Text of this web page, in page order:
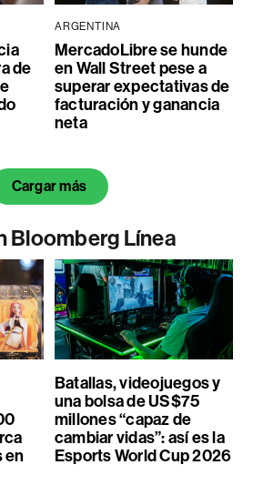
de
ARGENTINA
MercadoLibre se hunde
en Wall Street pese a
superar expectativas de
facturación y ganancia
neta
Cargar más
Bloomberg Línea
en
Batallas, videojuegos y
una bolsa de US$75
millones “capaz de
cambiar vidas”: así es la
Esports World Cup 2026